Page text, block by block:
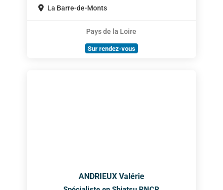
La Barre-de-Monts
Pays de la Loire
Sur rendez-vous
ANDRIEUX Valérie